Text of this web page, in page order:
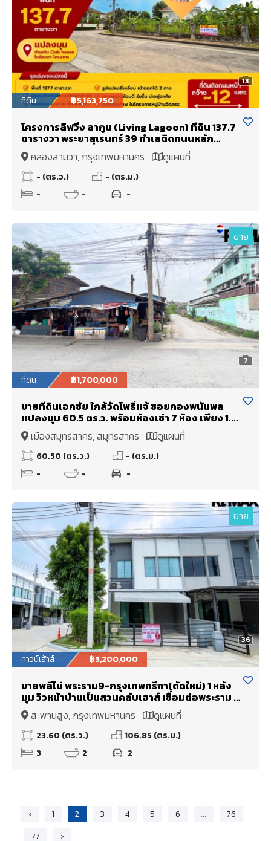
13
ที่ดิน ฿5,163,750
โครงการลิฟวิ่ง ลากูน (Living Lagoon) ที่ดิน 137.7
ตารางวา พระยาสุเรนทร์ 39 ทำเลติดถนนหลัก
โครงการ กว้าง~12 เมตร ติดคลับเฮ้าส์ ใกล้สวนฯ
โครงการ
คลองสามวา, กรุงเทพมหานคร ดูแผนที่
- (ตร.ว.)
- (ตร.ม.)
-
- -
7
ขาย
ที่ดิน ฿1,700,000
ขายที่ดินเอกชัย ใกล้วัดโพธิ์แจ้ ซอยกองพนันพล
แปลงมุม 60.5 ตร.ว. พร้อมห้องเช่า 7 ห้อง เพียง 1.7
ล้านบาท
เมืองสมุทรสาคร, สมุทรสาคร ดูแผนที่
60.50 (ตร.ว.)
- (ตร.ม.)
-
- -
36
ขาย
ทาวน์เฮ้าส์ ฿3,200,000
ขายพลีโน่ พระราม9-กรุงเทพกรีฑา(ตัดใหม่) 1 หลัง
มุม วิวหน้าบ้านเป็นสวนคลับเฮาส์ เชื่อมต่อพระราม 9
เพียง 15 นาที
สะพานสูง, กรุงเทพมหานคร ดูแผนที่
23.60 (ตร.ว.)
106.85 (ตร.ม.)
3
2 2
‹ 1 2 3 4 5 6 ...
76
77
›